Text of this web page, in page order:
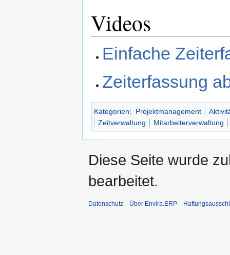
Videos
Einfache
Zeiterfassung
Kategorien: Projektmanagement
Zeitverwaltung
Mitarbeiterverwaltung
Diese Seite wurde
bearbeitet.
Datenschutz Über Envira.ERP